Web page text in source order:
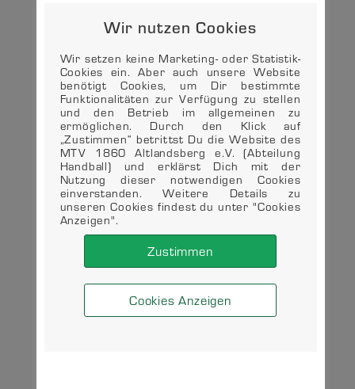
Wir nutzen Cookies
Wir setzen keine Marketing- oder Statistik-
Cookies ein. Aber auch unsere Website
benötigt Cookies, um Dir bestimmte
Funktionalitäten zur Verfügung zu stellen
und den Betrieb im allgemeinen zu
ermöglichen. Durch den Klick auf
„Zustimmen“ betrittst Du die Website des
MTV 1860 Altlandsberg e.V. (Abteilung
Handball) und erklärst Dich mit der
Nutzung dieser notwendigen Cookies
einverstanden. Weitere Details zu
unseren Cookies findest du unter "Cookies
Anzeigen".
Cookies Anzeigen
Zustimmen